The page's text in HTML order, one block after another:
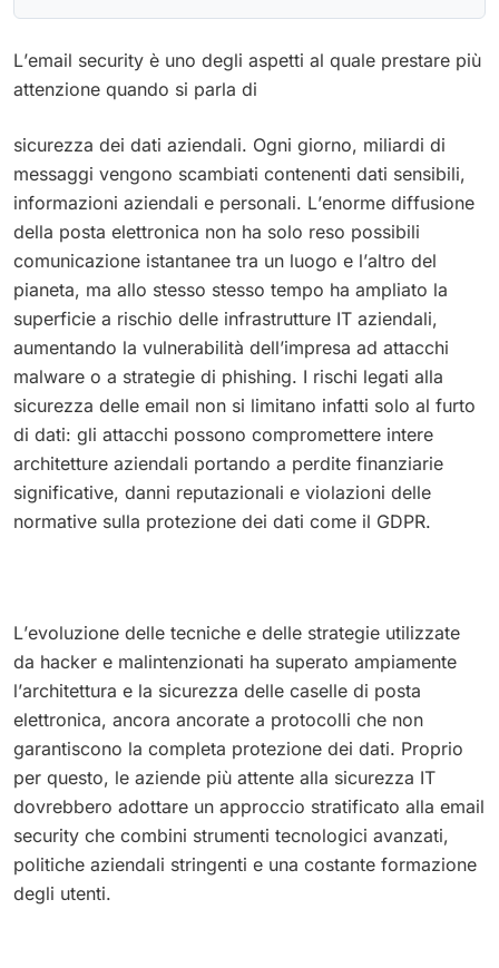
L’email security è uno degli aspetti al quale prestare più
attenzione quando si parla di
sicurezza dei dati aziendali. Ogni giorno, miliardi di
messaggi vengono scambiati contenenti dati sensibili,
informazioni aziendali e personali. L’enorme diffusione
della posta elettronica non ha solo reso possibili
comunicazione istantanee tra un luogo e l’altro del
pianeta, ma allo stesso stesso tempo ha ampliato la
superficie a rischio delle infrastrutture IT aziendali,
aumentando la vulnerabilità dell’impresa ad attacchi
malware o a strategie di phishing. I rischi legati alla
sicurezza delle email non si limitano infatti solo al furto
di dati: gli attacchi possono compromettere intere
architetture aziendali portando a perdite finanziarie
significative, danni reputazionali e violazioni delle
normative sulla protezione dei dati come il GDPR.
L’evoluzione delle tecniche e delle strategie utilizzate
da hacker e malintenzionati ha superato ampiamente
l’architettura e la sicurezza delle caselle di posta
elettronica, ancora ancorate a protocolli che non
garantiscono la completa protezione dei dati. Proprio
per questo, le aziende più attente alla sicurezza IT
dovrebbero adottare un approccio stratificato alla email
security che combini strumenti tecnologici avanzati,
politiche aziendali stringenti e una costante formazione
degli utenti.